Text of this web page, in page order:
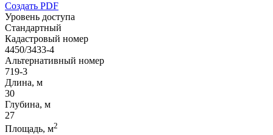
Создать PDF
Уровень доступа
Стандартный
Кадастровый номер
4450/3433-4
Альтернативный номер
719-3
Длина, м
30
Глубина, м
27
Площадь, м2